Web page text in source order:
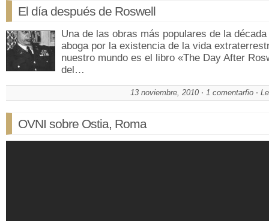
El día después de Roswell
Una de las obras más populares de la
aboga por la existencia de la vida
nuestro mundo es el libro «The Day After
del…
13 noviembre, 2010 1 comentarfio
OVNI sobre Ostia, Roma